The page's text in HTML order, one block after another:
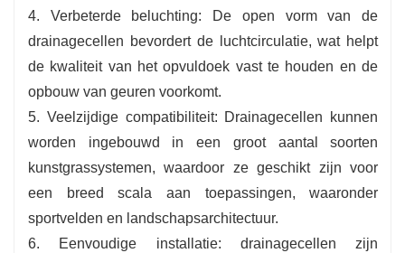
4. Verbeterde beluchting: De open vorm van de
drainagecellen bevordert de luchtcirculatie, wat helpt
de kwaliteit van het opvuldoek vast te houden en de
opbouw van geuren voorkomt.
5. Veelzijdige compatibiliteit: Drainagecellen kunnen
worden ingebouwd in een groot aantal soorten
kunstgrassystemen, waardoor ze geschikt zijn voor
een breed scala aan toepassingen, waaronder
sportvelden en landschapsarchitectuur.
6. Eenvoudige installatie: drainagecellen zijn